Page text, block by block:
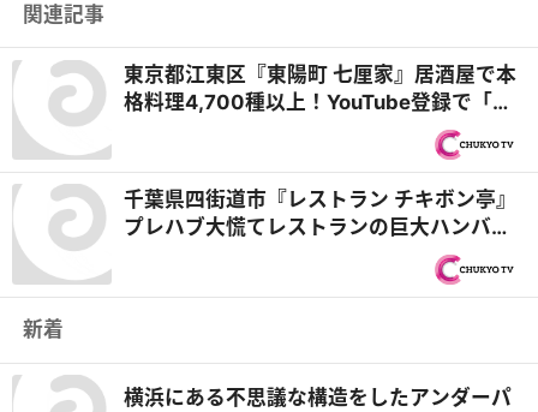
関連記事
東京都江東区『東陽町 七厘家』居酒屋で本
格料理4,700種以上！YouTube登録で「料
千葉県四街道市『レストラン チキボン亭』
プレハブ大慌てレストランの巨大ハンバー
グ＆群馬県桐生市『麺者 侍』衝撃！にんに
く100個ラーメン『オモウマい店』
新着
横浜にある不思議な構造をしたアンダーパ